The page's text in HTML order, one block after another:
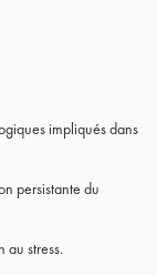
impliqués dans
persistante du
au stress.